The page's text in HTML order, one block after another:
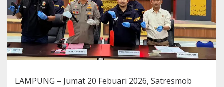
k
u
D
i
c
i
d
k
LAMPUNG – Jumat 20 Febuari 2026, Satresmob